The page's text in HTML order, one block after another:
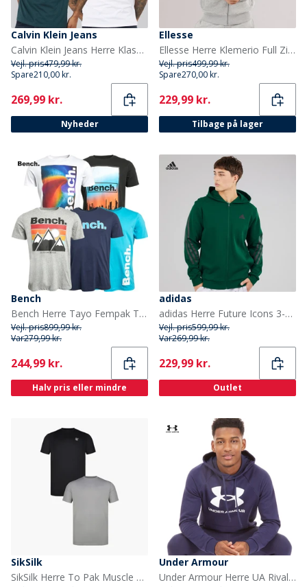
Calvin Klein Jeans
Calvin Klein Jeans Herre Klassisk Monogram Logo T-shirt Bright White/Dark Teal
Vejl. pris479,99 kr.
Spare210,00 kr.
Current
269,99 kr.
Nyheder
Ellesse
Ellesse Herre Klemerio Full Zip Hættetrøje Light Grey Marl
Vejl. pris499,99 kr.
Spare270,00 kr.
Current
229,99 kr.
Tilbage på lager
Bench
Bench Herre Tayo Fempak T-shirts Blandet
Vejl. pris899,99 kr.
Var279,99 kr.
Current
244,99 kr.
Halv pris eller mindre
adidas
adidas Herre Future Icons 3-Stripes Full Zip Hættetrøje Collegiate Green
Vejl. pris599,99 kr.
Var269,99 kr.
Current
229,99 kr.
Outlet
SikSilk
SikSilk Herre To Pak Muscle Fit T-shirts Sort/Grå
Under Armour
Under Armour Herre UA Rival Fleece Logo Hoodie Midnatsblå/Hvid